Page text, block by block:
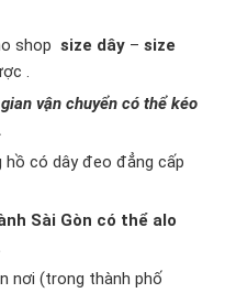
shopsize dây –size
.
vận chuyển có thể kéo
hồ có dây đeo đẳng cấp
Sài Gòn có thể alo
nơi (trong thành phố